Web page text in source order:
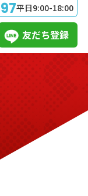
97平日9:00-18:00
友だち登録